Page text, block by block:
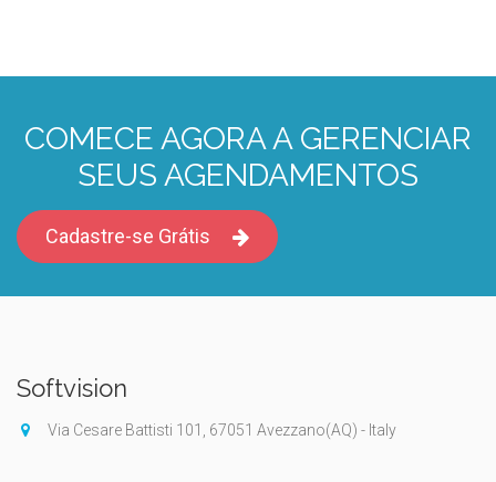
COMECE AGORA A GERENCIAR
SEUS AGENDAMENTOS
Cadastre-se Grátis
Softvision
Via Cesare Battisti 101, 67051 Avezzano(AQ) - Italy